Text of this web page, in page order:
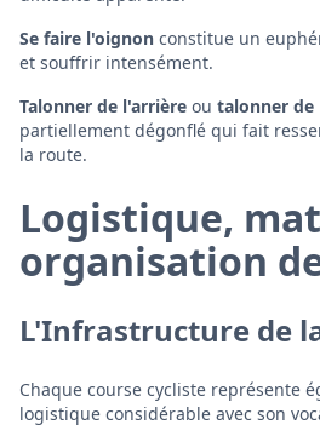
Se faire l'oignon constitue un
et souffrir intensément.
Talonner de l'arrière ou talonner de
partiellement dégonflé qui fait
la route.
Logistique,
organisation
L'Infrastructure de
Chaque course cycliste représente
logistique considérable avec son